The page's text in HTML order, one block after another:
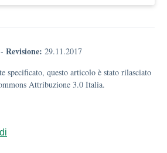
- Revisione: 29.11.2017
specificato, questo articolo è stato rilasciato
Attribuzione 3.0 Italia.